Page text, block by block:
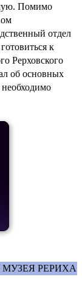
Помимо
отдел
к
Рерховского
об основных
необходимо
РЕРИХА